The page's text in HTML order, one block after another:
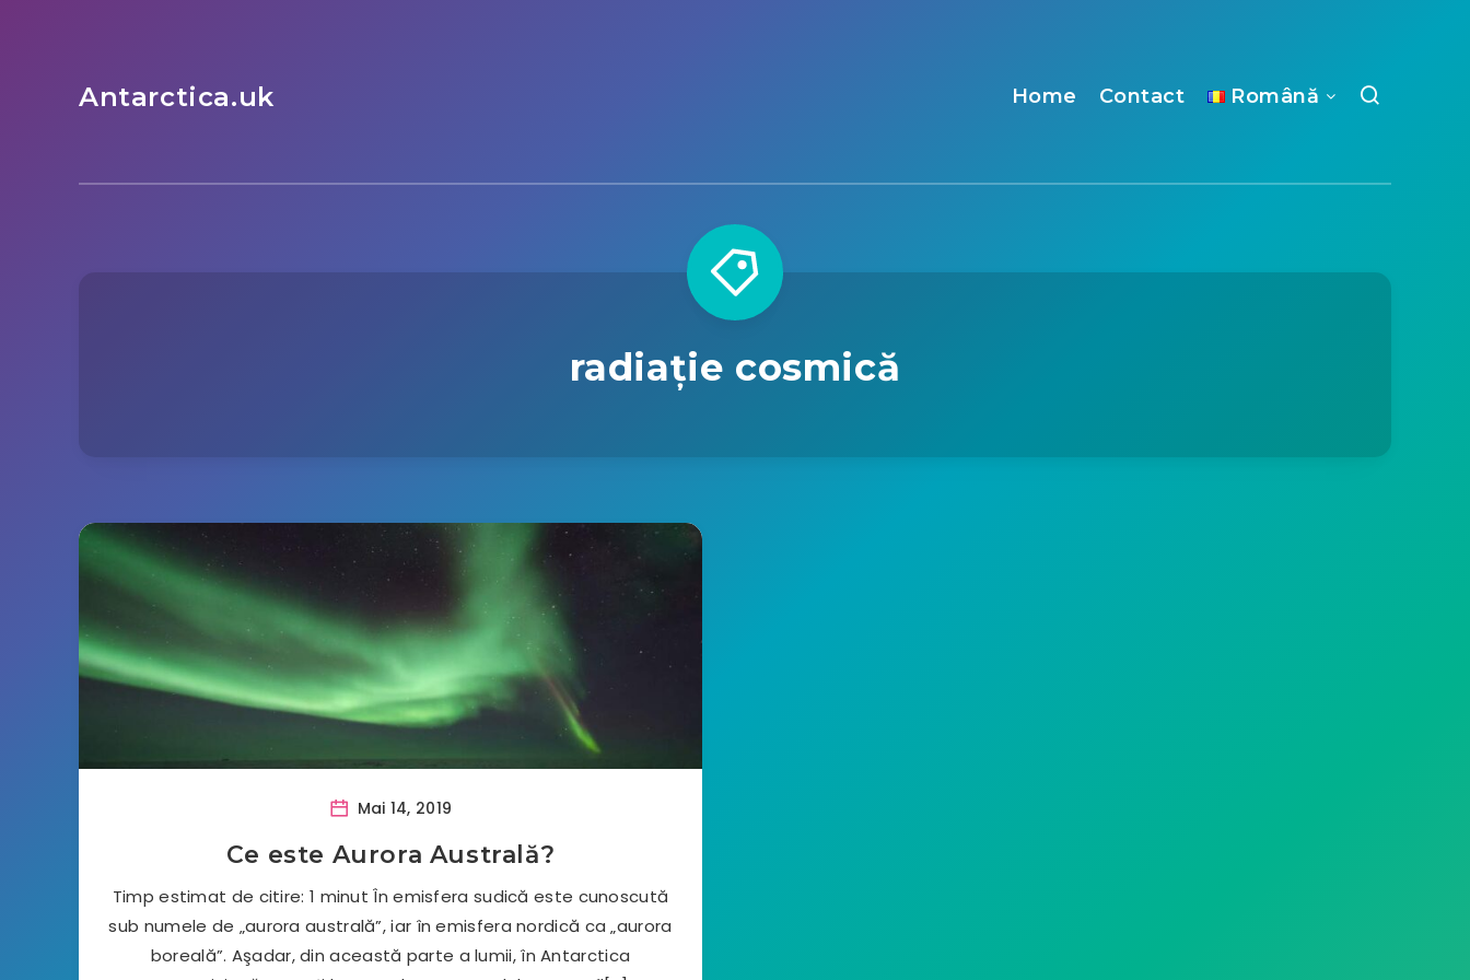
Antarctica.uk Home Contact Română
radiație cosmică
Mai 14, 2019
Ce este Aurora Australă?
Timp estimat de citire: 1 minut În emisfera sudică este cunoscută
sub numele de „aurora australă”, iar în emisfera nordică ca „aurora
boreală”. Aşadar, din această parte a lumii, în Antarctica